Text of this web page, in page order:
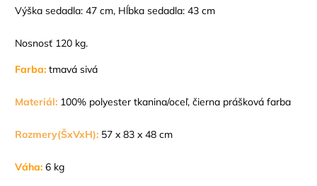
Výška sedadla: 47 cm, Hĺbka sedadla: 43 cm
Nosnosť 120 kg.
Farba: tmavá sivá
Materiál: 100% polyester tkanina/oceľ, čierna prášková farba
Rozmery(ŠxVxH): 57 x 83 x 48 cm
Váha: 6 kg